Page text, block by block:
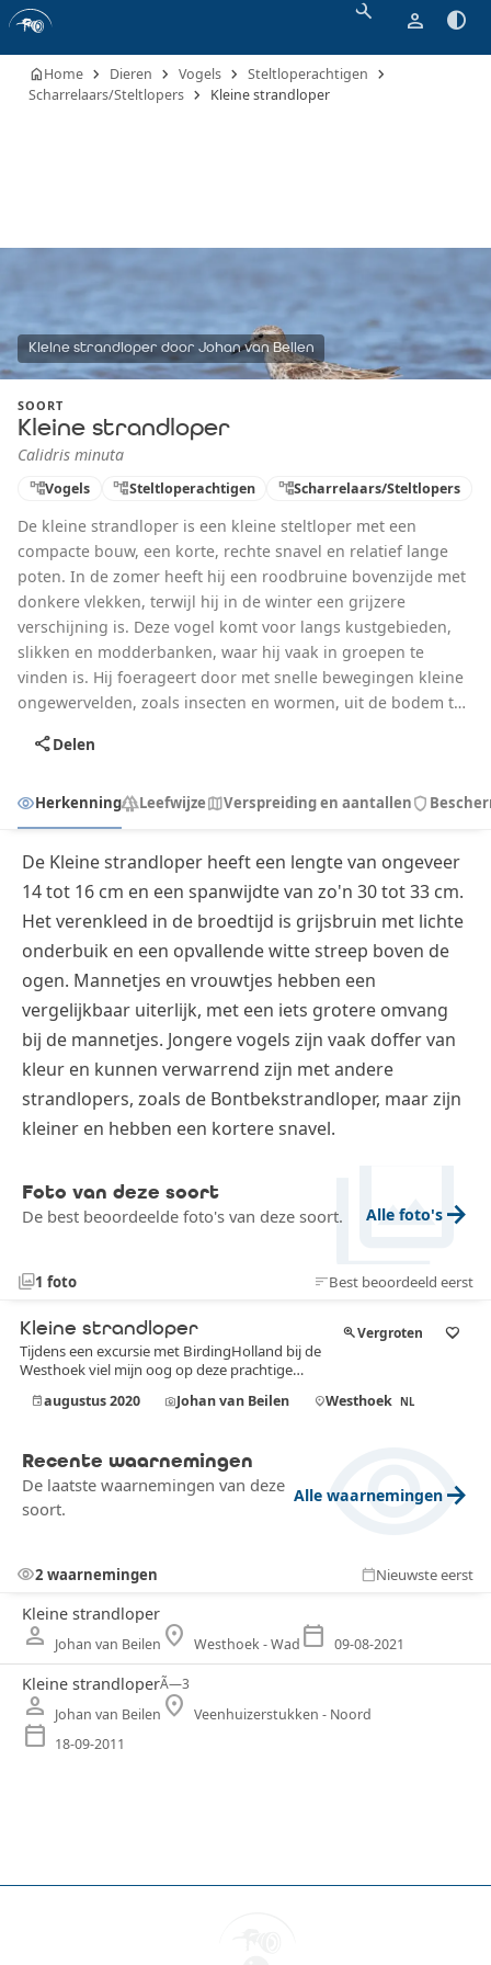
search person contrast
homeHome chevron_right Dieren chevron_right Vogels chevron_right Steltloperachtigen chevron_right
Scharrelaars/Steltlopers chevron_right Kleine strandloper
SOORT
Kleine strandloper
Calidris minuta
account_treeVogels account_treeSteltloperachtigen account_treeScharrelaars/Steltlopers
De kleine strandloper is een kleine steltloper met een
compacte bouw, een korte, rechte snavel en relatief lange
poten. In de zomer heeft hij een roodbruine bovenzijde met
donkere vlekken, terwijl hij in de winter een grijzere
verschijning is. Deze vogel komt voor langs kustgebieden,
slikken en modderbanken, waar hij vaak in groepen te
vinden is. Hij foerageert door met snelle bewegingen kleine
ongewervelden, zoals insecten en wormen, uit de bodem te
broedt in de toendra’s van het hoge noorden.
shareDelen
Kleine strandloper door Johan van Beilen
visibilityHerkenningforestLeefwijzemapVerspreiding en aantallenshield
De Kleine strandloper heeft een lengte van ongeveer
14 tot 16 cm en een spanwijdte van zo'n 30 tot 33 cm.
Het verenkleed in de broedtijd is grijsbruin met lichte
onderbuik en een opvallende witte streep boven de
ogen. Mannetjes en vrouwtjes hebben een
vergelijkbaar uiterlijk, met een iets grotere omvang
bij de mannetjes. Jongere vogels zijn vaak doffer van
kleur en kunnen verwarrend zijn met andere
strandlopers, zoals de Bontbekstrandloper, maar zijn
kleiner en hebben een kortere snavel.
photo_library
Foto van deze soort
De best beoordeelde foto's van deze soort. Alle foto's arrow_forward
photo_library1 foto sortBest beoordeeld eerst
Kleine strandloper
Tijdens een excursie met BirdingHolland bij de
Westhoek viel mijn oog op deze prachtige
steltlopers. Het was een bijzonder moment om
Zijn fijne tekening en sierlijke houding kwamen
prachtig tot hun recht in het zachte licht van de
ochtend. Een echte traktatie voor iedere
vogelaar!
zoom_inVergroten favorite_border
eventaugustus 2020 photo_cameraJohan van Beilen location_onWesthoek NL
visibility
Recente waarnemingen
De laatste waarnemingen van deze
soort.
Alle waarnemingen arrow_forward
visibility2 waarnemingen calendar_todayNieuwste eerst
Kleine strandloper
person Johan van Beilen location_on Westhoek - Wad calendar_today 09-08-2021
Kleine strandloperÃ—3
person Johan van Beilen location_on Veenhuizerstukken - Noord
calendar_today 18-09-2011